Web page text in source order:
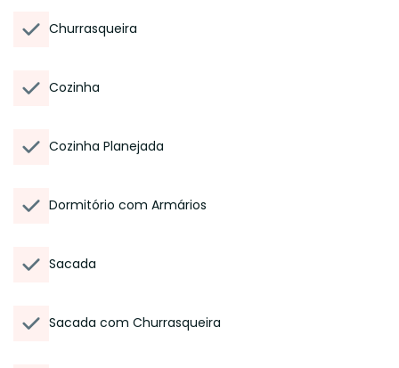
Churrasqueira
Cozinha
Cozinha Planejada
Dormitório com Armários
Sacada
Sacada com Churrasqueira